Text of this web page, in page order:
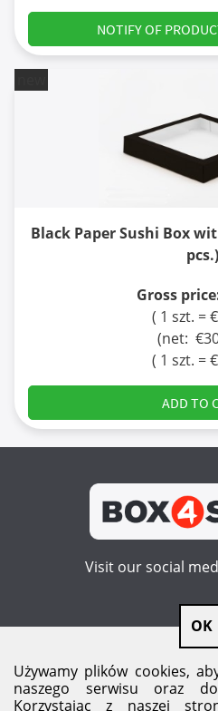
NOTIFY OF
Black Paper Sushi Box
pcs.)
Gross
( 1 szt. =
(net:
( 1 szt. =
ADD TO
Visit our social
Payment
Używamy plików cookies,
naszego serwisu oraz
Korzystając z naszej
OK